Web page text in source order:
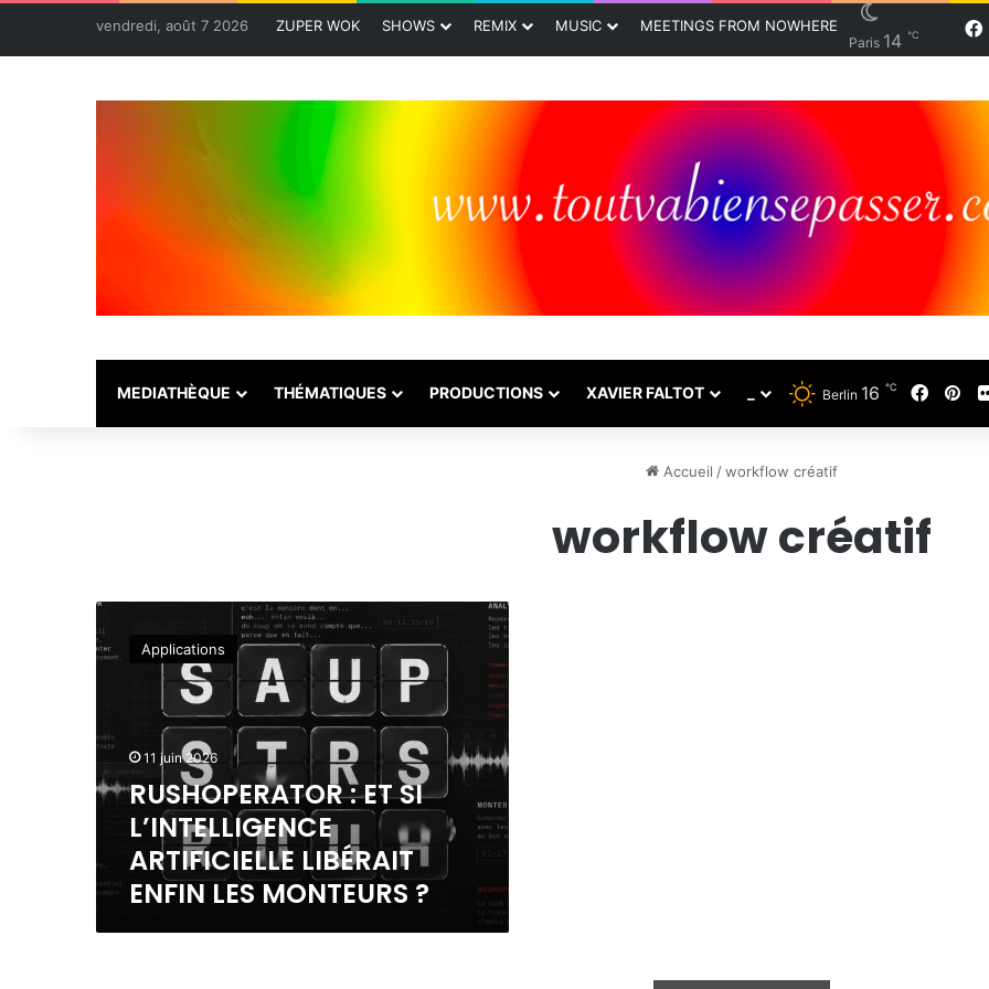
vendredi, août 7 2026 ZUPER WOK SHOWS REMIX MUSIC MEETINGS FROM NOWHERE
Paris 14 ℃
MEDIATHÈQUE THÉMATIQUES PRODUCTIONS XAVIER FALTOT Berlin 16 ℃
Accueil /workflow créatif
workflow créatif
U
S
E
R
A
R
:
T
Applications
11 juin 2026
RUSHOPERATOR : ET SI
L’INTELLIGENCE
ARTIFICIELLE LIBÉRAIT
ENFIN LES MONTEURS ?